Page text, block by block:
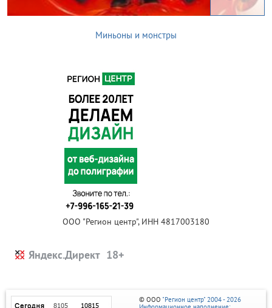
Миньоны и монстры
ООО "Регион центр", ИНН 4817003180
Яндекс.Директ
© ООО "Регион центр" 2004 - 2026